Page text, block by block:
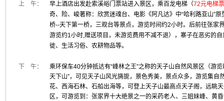
上 午： 早上酒店出发赴索溪峪门票站进入景区，乘百龙电梯（72元电梯
奇、险、峻著称：欣赏迷魂台、电影《阿凡达》中“哈利路亚山”
桥--天下第一桥，三观台等景点，游览时间约2小时。后前往张家
游览约1小时,赠送项目，未游览费用不减不退），寨子在恶劣的
徙、生活习俗、农耕物品等。
下 午：
乘环保车40分钟抵达有“峰林之王”之称的天子山自然风景区（游
天下山”，可见天子山风光旖旎，景色秀美，景点众多，游览集自
花、西海石林、石船出海等，可登上天子山最高点天子阁，远眺
区，可游览到：张家界十大绝景之一的采药老人、三姐妹峰、黄